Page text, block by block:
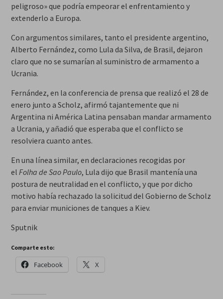
peligroso» que podría empeorar el enfrentamiento y
extenderlo a Europa.
Con argumentos similares, tanto el presidente argentino,
Alberto Fernández, como Lula da Silva, de Brasil, dejaron
claro que no se sumarían al suministro de armamento a
Ucrania.
Fernández, en la conferencia de prensa que realizó el 28 de
enero junto a Scholz, afirmó tajantemente que ni
Argentina ni América Latina pensaban mandar armamento
a Ucrania, y añadió que esperaba que el conflicto se
resolviera cuanto antes.
En una línea similar, en declaraciones recogidas por
el Folha de Sao Paulo, Lula dijo que Brasil mantenía una
postura de neutralidad en el conflicto, y que por dicho
motivo había rechazado la solicitud del Gobierno de Scholz
para enviar municiones de tanques a Kiev.
Sputnik
Comparte esto:
Facebook X